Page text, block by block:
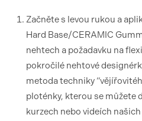
Začněte s levou rukou a
Hard Base/CERAMIC
nehtech a požadavku na
pokročilé nehtové
metoda techniky
ploténky, kterou se můžete
kurzech nebo videích